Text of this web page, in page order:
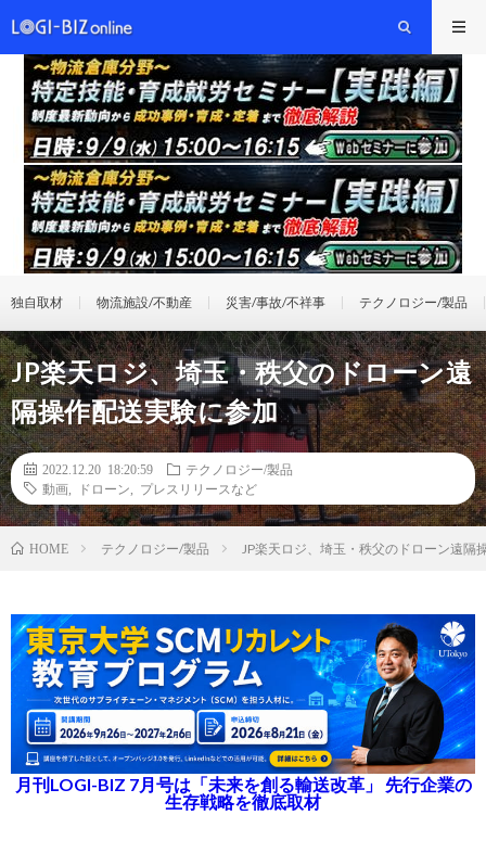
独自取材 物流施設/不動産 災害/事故/不祥事 テクノロジー/製品
JP楽天ロジ、埼玉・秩父のドローン遠
隔操作配送実験に参加
2022.12.20 18:20:59
テクノロジー/製品
動画
ドローン プレスリリースなど
HOME テクノロジー/製品 JP楽天ロジ、埼玉・秩父のドローン遠隔
月刊LOGI-BIZ 7月号は「未来を創る輸送改革」 先行企業の
生存戦略を徹底取材